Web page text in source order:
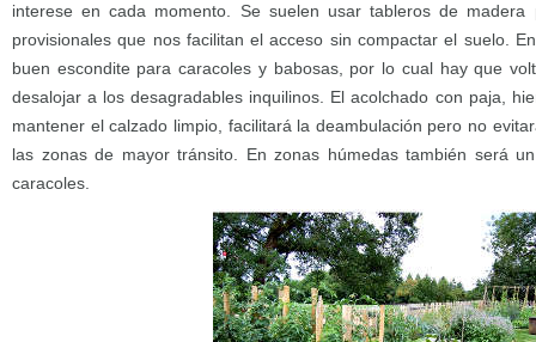
interese en cada momento. Se suelen usar tableros de madera
provisionales que nos facilitan el acceso sin compactar el suelo.
buen escondite para caracoles y babosas, por lo cual hay que
desalojar a los desagradables inquilinos. El acolchado con paja,
mantener el calzado limpio, facilitará la deambulación pero no
las zonas de mayor tránsito. En zonas húmedas también será
caracoles.